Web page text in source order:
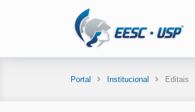
Portal Institucional Editais